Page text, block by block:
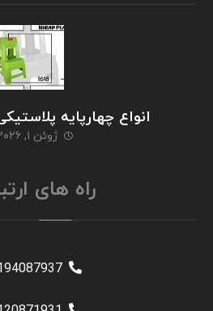
انواع چهارپایه
ژوئن ۱, ۲۰۲۶
راه های